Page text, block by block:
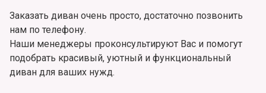
Заказать диван очень просто, достаточно позвонить
нам по телефону.
Наши менеджеры проконсультируют Вас и помогут
подобрать красивый, уютный и функциональный
диван для ваших нужд.